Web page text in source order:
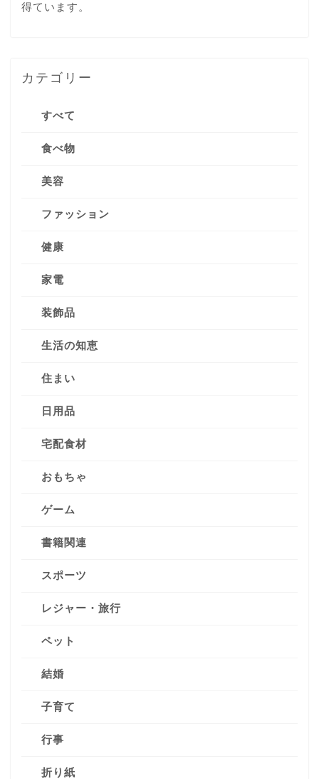
得ています。
カテゴリー
すべて
食べ物
美容
ファッション
健康
家電
装飾品
生活の知恵
住まい
日用品
宅配食材
おもちゃ
ゲーム
書籍関連
スポーツ
レジャー・旅行
ペット
結婚
子育て
行事
折り紙